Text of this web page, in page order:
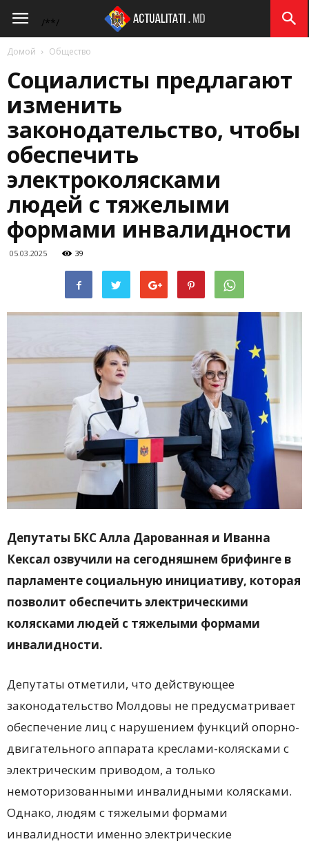
/**/
Actualitati.md
Домой Общество
Социалисты предлагают
изменить
законодательство, чтобы
обеспечить
электроколясками
людей с тяжелыми
формами инвалидности
05.03.2025 39
Депутаты БКС Алла Дарованная и Иванна
Кексал озвучили на сегодняшнем брифинге в
парламенте социальную инициативу, которая
позволит обеспечить электрическими
колясками людей с тяжелыми формами
инвалидности.
Депутаты отметили, что действующее
законодательство Молдовы не предусматривает
обеспечение лиц с нарушением функций опорно-
двигательного аппарата креслами-колясками с
электрическим приводом, а только
немоторизованными инвалидными колясками.
Однако, людям с тяжелыми формами
инвалидности именно электрические